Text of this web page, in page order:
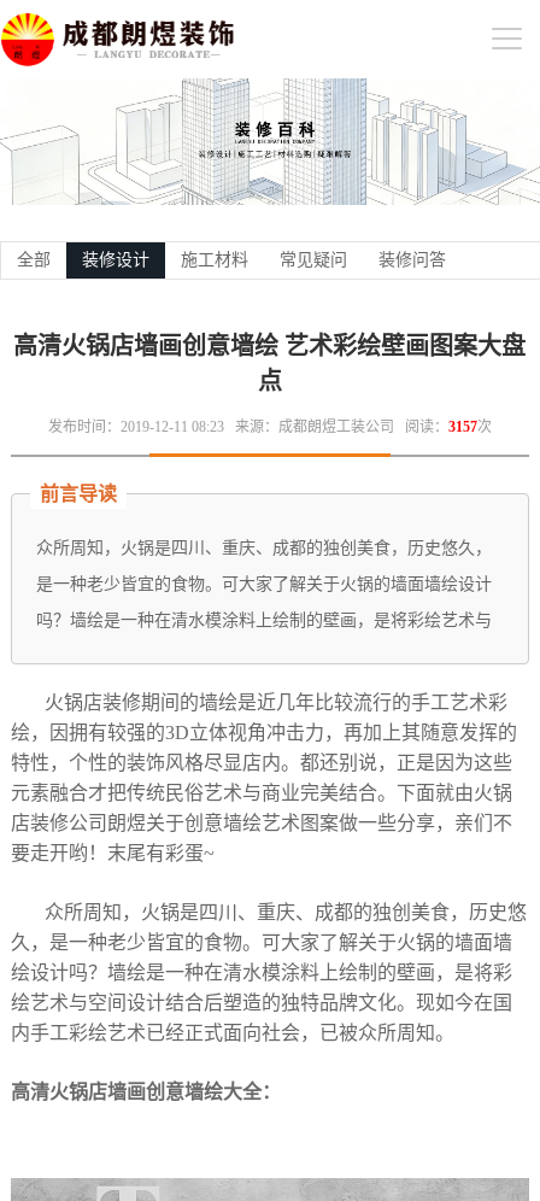
全部 装修设计 施工材料 常见疑问 装修问答
高清火锅店墙画创意墙绘 艺术彩绘壁画图案大盘
点
发布时间：2019-12-11 08:23 来源：成都朗煜工装公司 阅读： 3157次
前言导读
众所周知，火锅是四川、重庆、成都的独创美食，历史悠久，
是一种老少皆宜的食物。可大家了解关于火锅的墙面墙绘设计
吗？墙绘是一种在清水模涂料上绘制的壁画，是将彩绘艺术与
火锅店装修期间的墙绘是近几年比较流行的手工艺术彩
绘，因拥有较强的3D立体视角冲击力，再加上其随意发挥的
特性，个性的装饰风格尽显店内。都还别说，正是因为这些
元素融合才把传统民俗艺术与商业完美结合。下面就由火锅
店装修公司朗煜关于创意墙绘艺术图案做一些分享，亲们不
要走开哟！末尾有彩蛋~
众所周知，火锅是四川、重庆、成都的独创美食，历史悠
久，是一种老少皆宜的食物。可大家了解关于火锅的墙面墙
绘设计吗？墙绘是一种在清水模涂料上绘制的壁画，是将彩
绘艺术与空间设计结合后塑造的独特品牌文化。现如今在国
内手工彩绘艺术已经正式面向社会，已被众所周知。
高清火锅店墙画创意墙绘大全：